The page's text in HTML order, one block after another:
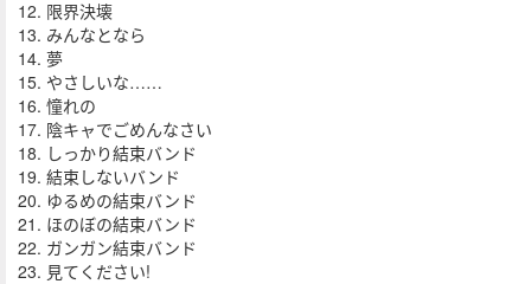
12. 限界決壊
13. みんなとなら
14. 夢
15. やさしいな……
16. 憧れの
17. 陰キャでごめんなさい
18. しっかり結束バンド
19. 結束しないバンド
20. ゆるめの結束バンド
21. ほのぼの結束バンド
22. ガンガン結束バンド
23. 見てください!